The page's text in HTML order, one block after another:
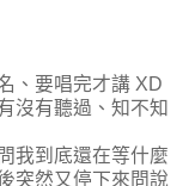
、要唱完才講 XD
沒有聽過、知不知
我到底還在等什麼
突然又停下來問說